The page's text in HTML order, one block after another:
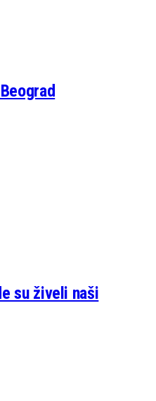
su živeli naši